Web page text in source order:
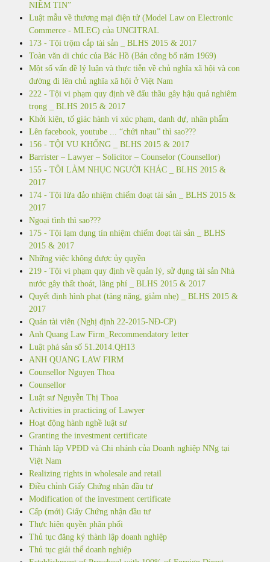
NIỀM TIN”
Luật mẫu về thương mại điện tử (Model Law on Electronic
Commerce - MLEC) của UNCITRAL
173 - Tội trộm cắp tài sản _ BLHS 2015 & 2017
Toàn văn di chúc của Bác Hồ (Bản công bố năm 1969)
Một số vấn đề lý luận và thực tiễn về chủ nghĩa xã hội và con
đường đi lên chủ nghĩa xã hội ở Việt Nam
222 - Tội vi phạm quy định về đấu thầu gây hậu quả nghiêm
trọng _ BLHS 2015 & 2017
Khởi kiện, tố giác hành vi xúc phạm, danh dự, nhân phẩm
Lên facebook, youtube ... “chửi nhau” thì sao???
156 - TỘI VU KHỐNG _ BLHS 2015 & 2017
Barrister – Lawyer – Solicitor – Counselor (Counsellor)
155 - TỘI LÀM NHỤC NGƯỜI KHÁC _ BLHS 2015 &
2017
174 - Tội lừa đảo nhiệm chiếm đoạt tài sản _ BLHS 2015 &
2017
Ngoại tình thì sao???
175 - Tội lạm dụng tín nhiệm chiếm đoạt tài sản _ BLHS
2015 & 2017
Những việc không được ủy quyền
219 - Tội vi phạm quy định về quản lý, sử dụng tài sản Nhà
nước gây thất thoát, lãng phí _ BLHS 2015 & 2017
Quyết định hình phạt (tăng nặng, giảm nhẹ) _ BLHS 2015 &
2017
Quản tài viên (Nghị định 22-2015-NĐ-CP)
Anh Quang Law Firm_Recommendatory letter
Luật phá sản số 51.2014.QH13
ANH QUANG LAW FIRM
Counsellor Nguyen Thoa
Counsellor
Luật sư Nguyễn Thị Thoa
Activities in practicing of Lawyer
Hoạt động hành nghề luật sư
Granting the investment certificate
Thành lập VPĐD và Chi nhánh của Doanh nghiệp NNg tại
Việt Nam
Realizing rights in wholesale and retail
Điều chỉnh Giấy Chứng nhận đầu tư
Modification of the investment certificate
Cấp (mới) Giấy Chứng nhận đầu tư
Thực hiện quyền phân phối
Thủ tục đăng ký thành lập doanh nghiệp
Thủ tục giải thể doanh nghiệp